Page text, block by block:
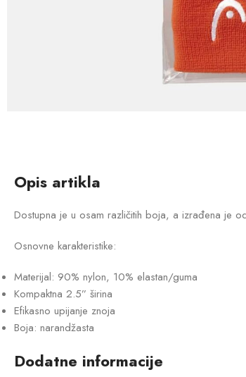
Opis artikla
Dostupna je u osam različitih boja, a izrađena je
Osnovne karakteristike:
Materijal: 90% nylon, 10% elastan/guma
Kompaktna 2.5” širina
Efikasno upijanje znoja
Boja: narandžasta
Dodatne informacije